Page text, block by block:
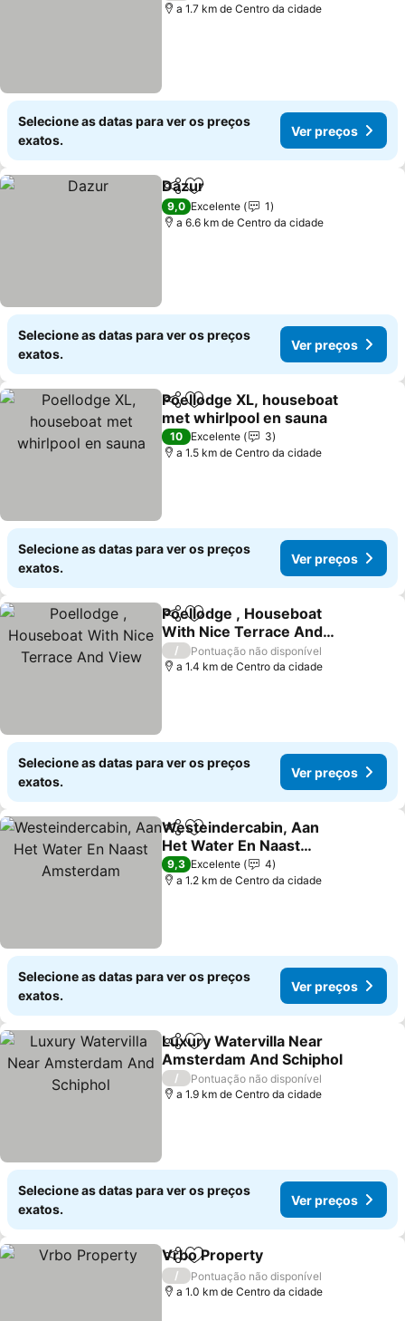
a 1.7 km de Centro da cidade
Selecione as datas para ver os preços
exatos.
Ver preços
PartilharAdicionar aos favoritos
Dazur
9,0 Excelente
1
a 6.6 km de Centro da cidade
Selecione as datas para ver os preços
exatos.
Ver preços
PartilharAdicionar aos favoritos
Poellodge XL, houseboat
met whirlpool en sauna
Ver preços
10 Excelente
3
a 1.5 km de Centro da cidade
Selecione as datas para ver os preços
exatos.
Ver preços
PartilharAdicionar aos favoritos
Poellodge , Houseboat
With Nice Terrace And
View
Ver preços
/
Pontuação não disponível
a 1.4 km de Centro da cidade
Selecione as datas para ver os preços
exatos.
Ver preços
PartilharAdicionar aos favoritos
Westeindercabin, Aan
Het Water En Naast
Amsterdam
Ver preços
9,3 Excelente
4
a 1.2 km de Centro da cidade
Selecione as datas para ver os preços
exatos.
Ver preços
PartilharAdicionar aos favoritos
Luxury Watervilla Near
Amsterdam And Schiphol
Ver preços
/
Pontuação não disponível
a 1.9 km de Centro da cidade
Selecione as datas para ver os preços
exatos.
Ver preços
PartilharAdicionar aos favoritos
Vrbo Property
/
Pontuação não disponível
a 1.0 km de Centro da cidade